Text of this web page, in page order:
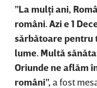
”La mulţi ani,
români. Azi e 1
sărbătoare pentru
lume. Multă
Oriunde ne aflăm
români”, a fost